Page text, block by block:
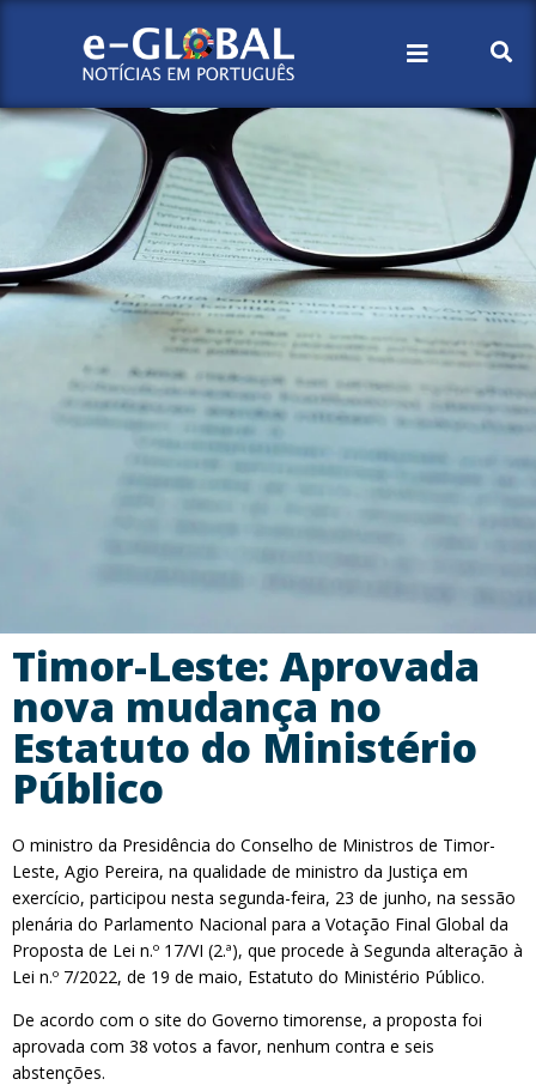
Timor-Leste: Aprovada
nova mudança no
Estatuto do Ministério
Público
O ministro da Presidência do Conselho de Ministros de Timor-
Leste, Agio Pereira, na qualidade de ministro da Justiça em
exercício, participou nesta segunda-feira, 23 de junho, na sessão
plenária do Parlamento Nacional para a Votação Final Global da
Proposta de Lei n.º 17/VI (2.ª), que procede à Segunda alteração à
Lei n.º 7/2022, de 19 de maio, Estatuto do Ministério Público.
De acordo com o site do Governo timorense, a proposta foi
aprovada com 38 votos a favor, nenhum contra e seis
abstenções.